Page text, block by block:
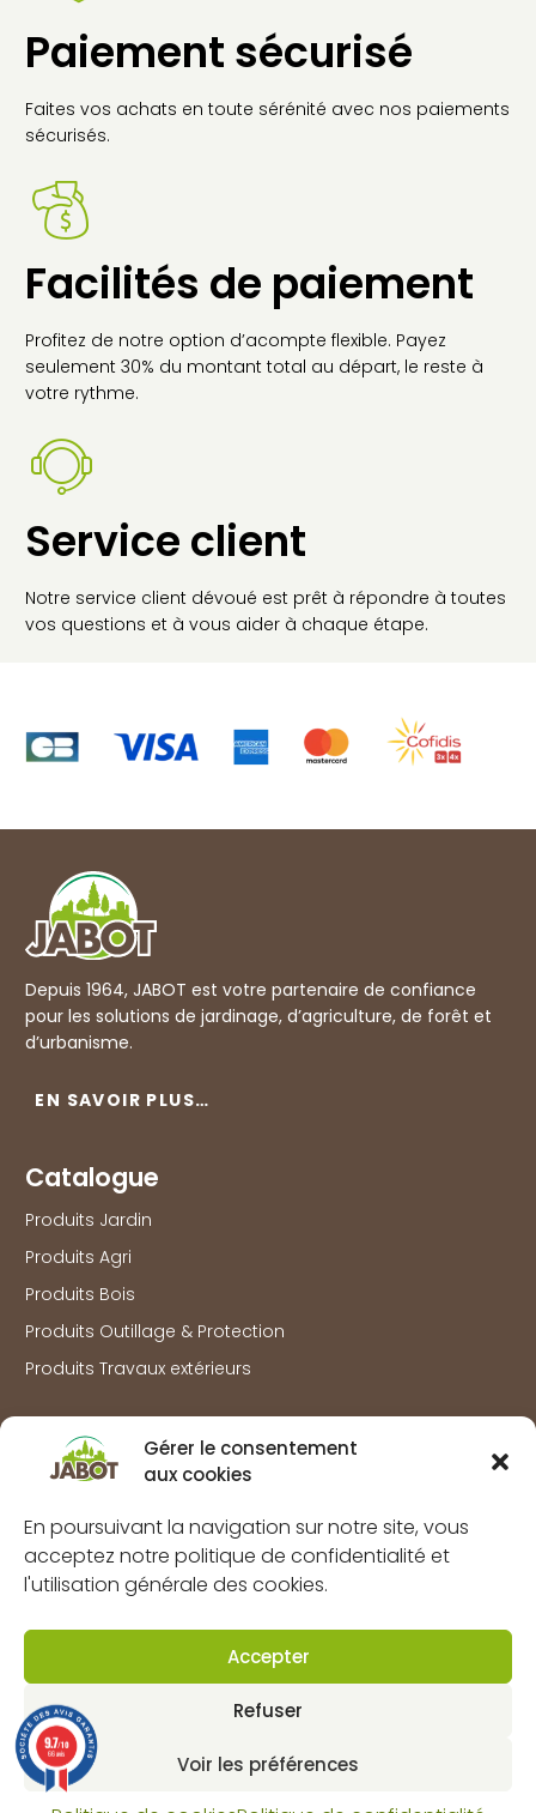
Gérer le consentement
aux cookies
En poursuivant la navigation sur notre site, vous
acceptez notre politique de confidentialité et
l'utilisation générale des cookies.
Accepter
Refuser
Voir les préférences
Paiement sécurisé
Faites vos achats en toute sérénité avec nos paiements
sécurisés.
Facilités de paiement
Profitez de notre option d’acompte flexible. Payez
seulement 30% du montant total au départ, le reste à
votre rythme.
Service client
Notre service client dévoué est prêt à répondre à toutes
vos questions et à vous aider à chaque étape.
Depuis 1964, JABOT est votre partenaire de confiance
pour les solutions de jardinage, d’agriculture, de forêt et
d’urbanisme.
EN SAVOIR PLUS…
Catalogue
Produits Jardin
Produits Agri
Produits Bois
Produits Outillage & Protection
Produits Travaux extérieurs
Information
Marques
FAQs
Mentions légales
Politique de cookies (UE)
Contact
Dynapôle de Ludres-Fléville
9.7/10
66 avis